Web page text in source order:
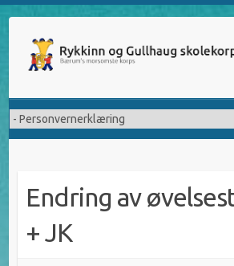
content
Endring av
+ JK